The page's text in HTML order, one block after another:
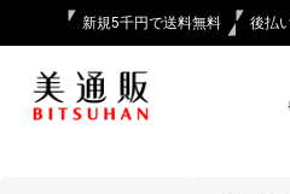
新規5千円で送料無料 後払